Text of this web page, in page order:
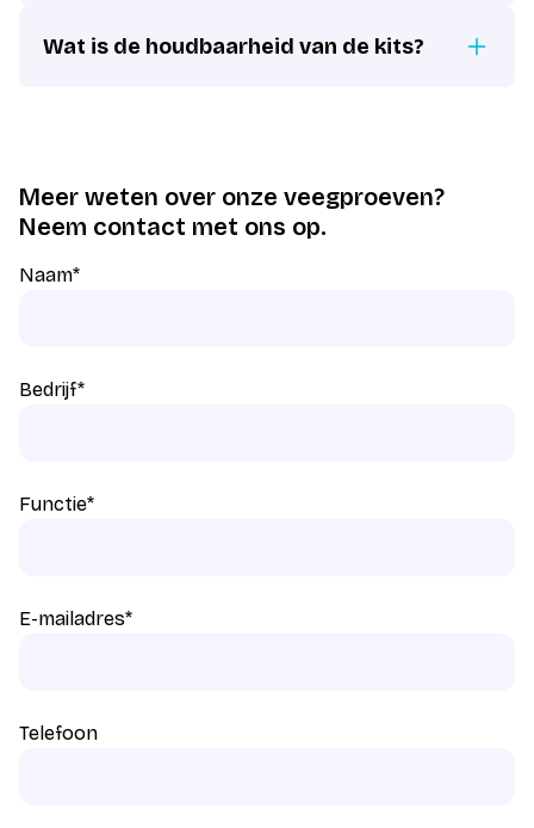
Wat is de houdbaarheid van de kits?
Meer weten over onze veegproeven?
Neem contact met ons op.
Naam*
Bedrijf*
Functie*
E-mailadres*
Telefoon